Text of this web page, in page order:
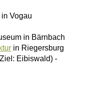
in Vogau
in Bärnbach
in Riegersburg
Eibiswald) -